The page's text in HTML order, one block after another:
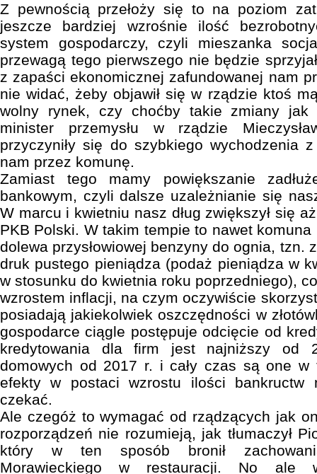
Z pewnością przełoży się to na poziom
jeszcze bardziej wzrośnie ilość
system gospodarczy, czyli mieszanka
przewagą tego pierwszego nie będzie
z zapaści ekonomicznej zafundowanej nam
nie widać, żeby objawił się w rządzie ktoś
wolny rynek, czy choćby takie zmiany jak
minister przemysłu w rządzie
przyczyniły się do szybkiego wychodzenia
nam przez komunę.
Zamiast tego mamy powiększanie
bankowym, czyli dalsze uzależnianie się
W marcu i kwietniu nasz dług zwiększył się
PKB Polski. W takim tempie to nawet komuna
dolewa przysłowiowej benzyny do ognia, tzn.
druk pustego pieniądza (podaż pieniądza w
w stosunku do kwietnia roku poprzedniego),
wzrostem inflacji, na czym oczywiście
posiadają jakiekolwiek oszczędności w
gospodarce ciągle postępuje odcięcie od
kredytowania dla firm jest najniższy od
domowych od 2017 r. i cały czas są one w
efekty w postaci wzrostu ilości bankructw
czekać.
Ale czegóż to wymagać od rządzących jak
rozporządzeń nie rozumieją, jak tłumaczył
który w ten sposób bronił
Morawieckiego w restauracji. No ale